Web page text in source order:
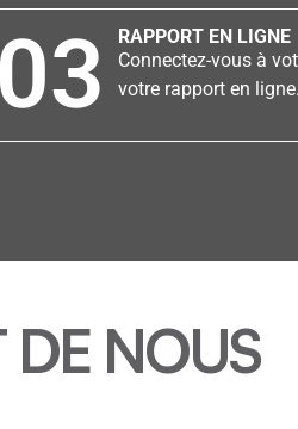
03
RAPPORT EN LIGNE
Connectez-vous à
votre rapport en ligne.
DE NOUS